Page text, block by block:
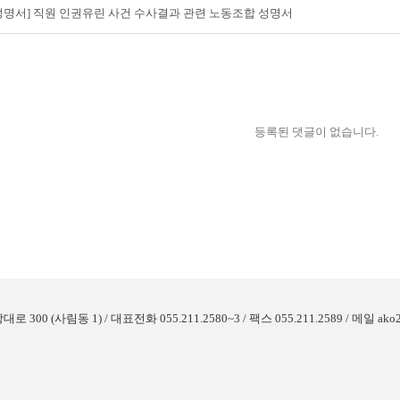
명서] 직원 인권유린 사건 수사결과 관련 노동조합 성명서
등록된 댓글이 없습니다.
300 (사림동 1) / 대표전화 055.211.2580~3 / 팩스 055.211.2589 / 메일